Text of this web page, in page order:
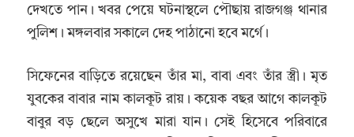
দেখতে পান। খবর পেয়ে ঘটনাস্থলে পৌছায় রাজগঞ্জ থানার
পুলিশ। মঙ্গলবার সকালে দেহ পাঠানো হবে মর্গে।
সিফেনের বাড়িতে রয়েছেন তাঁর মা, বাবা এবং তাঁর স্ত্রী। মৃত
যুবকের বাবার নাম কালকূট রায়। কয়েক বছর আগে কালকূট
বাবুর বড় ছেলে অসুখে মারা যান। সেই হিসেবে পরিবারে